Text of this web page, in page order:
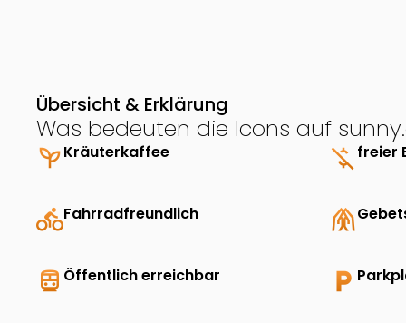
Übersicht & Erklärung
Was bedeuten die Icons auf
psychiatryKräuterkaffee money_off freier
directions_bikeFahrradfreundlich folded_hands
directions_transit Öffentlich erreichbar local_parking